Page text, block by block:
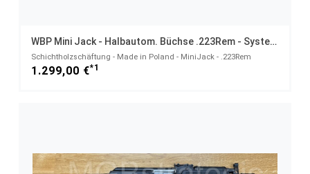
WBP Mini Jack - Halbautom. Büchse .223Rem - System AKM AK47 AK74
Schichtholzschäftung - Made in Poland - MiniJack - .223Rem
1.299,00 €*1